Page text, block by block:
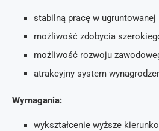
stabilną pracę w ugruntowanej
możliwość zdobycia
możliwość rozwoju
atrakcyjny system
Wymagania:
wykształcenie wyższe